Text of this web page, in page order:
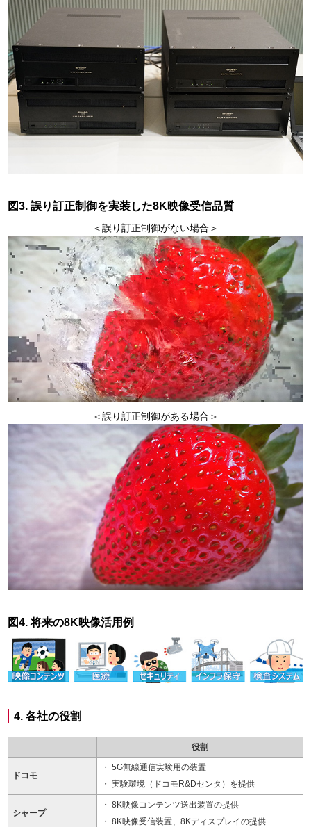
図3. 誤り訂正制御を実装した8K映像受信品質
＜誤り訂正制御がない場合＞
＜誤り訂正制御がある場合＞
図4. 将来の8K映像活用例
4. 各社の役割
役割
ドコモ
5G無線通信実験用の装置
実験環境（ドコモR&Dセンタ）を提供
シャープ
8K映像コンテンツ送出装置の提供
8K映像受信装置、8Kディスプレイの提供